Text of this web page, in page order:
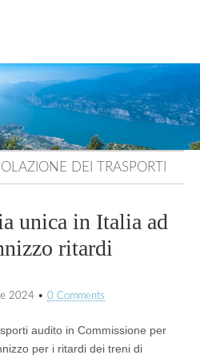
DEI TRASPORTI
unica in Italia ad
ritardi
2024 • 0 Comments
audito in Commissione per
per i ritardi dei treni di